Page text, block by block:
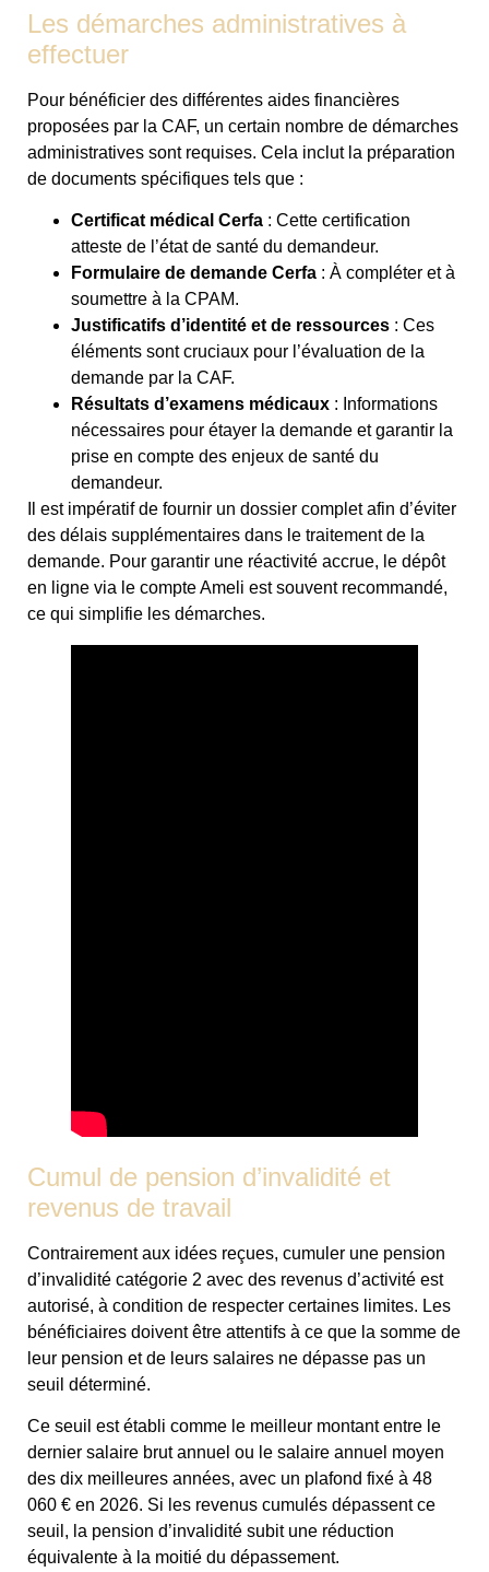
Les démarches administratives à
effectuer
Pour bénéficier des différentes aides financières
proposées par la CAF, un certain nombre de démarches
administratives sont requises. Cela inclut la préparation
de documents spécifiques tels que :
Certificat médical Cerfa : Cette certification
atteste de l’état de santé du demandeur.
Formulaire de demande Cerfa : À compléter et à
soumettre à la CPAM.
Justificatifs d’identité et de ressources : Ces
éléments sont cruciaux pour l’évaluation de la
demande par la CAF.
Résultats d’examens médicaux : Informations
nécessaires pour étayer la demande et garantir la
prise en compte des enjeux de santé du
demandeur.
Il est impératif de fournir un dossier complet afin d’éviter
des délais supplémentaires dans le traitement de la
demande. Pour garantir une réactivité accrue, le dépôt
en ligne via le compte Ameli est souvent recommandé,
ce qui simplifie les démarches.
Cumul de pension d’invalidité et
revenus de travail
Contrairement aux idées reçues, cumuler une pension
d’invalidité catégorie 2 avec des revenus d’activité est
autorisé, à condition de respecter certaines limites. Les
bénéficiaires doivent être attentifs à ce que la somme de
leur pension et de leurs salaires ne dépasse pas un
seuil déterminé.
Ce seuil est établi comme le meilleur montant entre le
dernier salaire brut annuel ou le salaire annuel moyen
des dix meilleures années, avec un plafond fixé à 48
060 € en 2026. Si les revenus cumulés dépassent ce
seuil, la pension d’invalidité subit une réduction
équivalente à la moitié du dépassement.